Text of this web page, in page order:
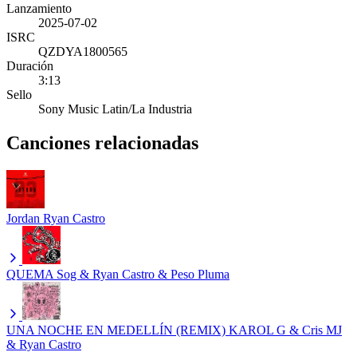
Lanzamiento
2025-07-02
ISRC
QZDYA1800565
Duración
3:13
Sello
Sony Music Latin/La Industria
Canciones relacionadas
Jordan Ryan Castro
QUEMA Sog & Ryan Castro & Peso Pluma
UNA NOCHE EN MEDELLÍN (REMIX) KAROL G & Cris MJ
& Ryan Castro